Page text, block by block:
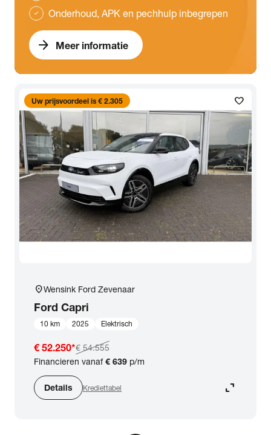
check Onderhoud, APK en pechhulp inbegrepen
arrow_forward Meer informatie
favorite
Uw prijsvoordeel is € 2.305
location_onWensink Ford Zevenaar
Ford Capri
10 km 2025 Elektrisch
€ 52.250*€ 54.555
Financieren vanaf€ 639 p/m
Details Krediettabel expand_content